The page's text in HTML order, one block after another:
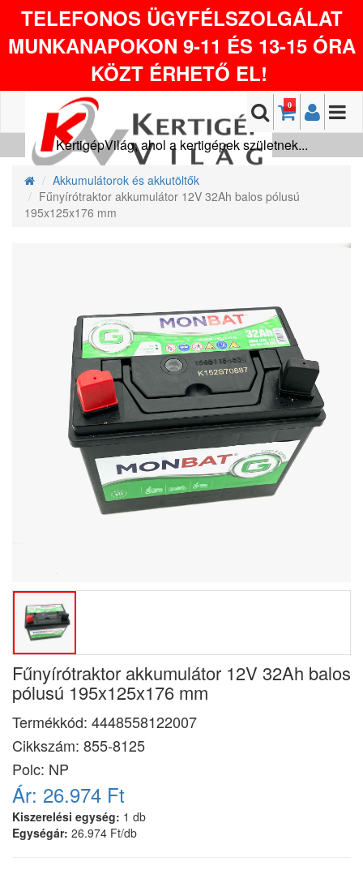
TELEFONOS ÜGYFÉLSZOLGÁLAT
MUNKANAPOKON 9-11 ÉS 13-15 ÓRA
KÖZT ÉRHETŐ EL!
0
KertigépVilág, ahol a kertigépek születnek...
Akkumulátorok és akkutöltők
Fűnyírótraktor akkumulátor 12V 32Ah balos pólusú
195x125x176 mm
Fűnyírótraktor akkumulátor 12V 32Ah balos
pólusú 195x125x176 mm
Termékkód: 4448558122007
Cikkszám: 855-8125
Polc: NP
Ár: 26.974 Ft
Kiszerelési egység: 1 db
Egységár: 26.974 Ft/db